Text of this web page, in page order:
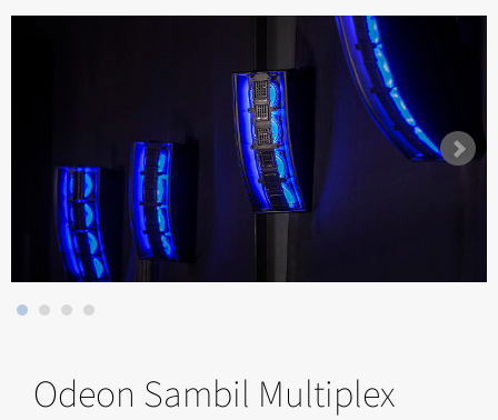
Odeon Sambil Multiplex